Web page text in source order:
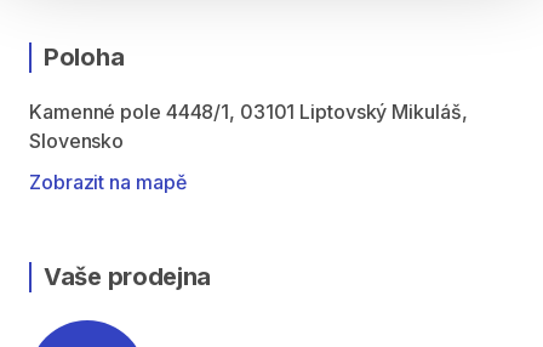
Poloha
Kamenné pole 4448/1, 03101 Liptovský Mikuláš,
Slovensko
Zobrazit na mapě
Vaše prodejna